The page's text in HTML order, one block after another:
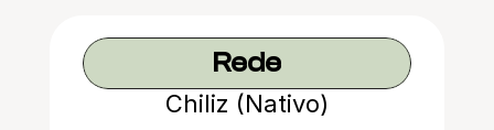
Rede
Chiliz (Nativo)